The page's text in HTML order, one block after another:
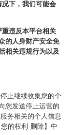
下，我们可能会
违反本平台相关
的人身财产安全免
相关违规行为以及
止继续收集您的个
您发送停止运营的
务相关的个人信息
的权利-删除】中